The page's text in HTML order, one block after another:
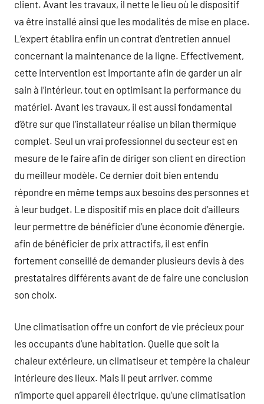
client. Avant les travaux, il nette le lieu où le dispositif
va être installé ainsi que les modalités de mise en place.
L’expert établira enfin un contrat d’entretien annuel
concernant la maintenance de la ligne. Effectivement,
cette intervention est importante afin de garder un air
sain à l’intérieur, tout en optimisant la performance du
matériel. Avant les travaux, il est aussi fondamental
d’être sur que l’installateur réalise un bilan thermique
complet. Seul un vrai professionnel du secteur est en
mesure de le faire afin de diriger son client en direction
du meilleur modèle. Ce dernier doit bien entendu
répondre en même temps aux besoins des personnes et
à leur budget. Le dispositif mis en place doit d’ailleurs
leur permettre de bénéficier d’une économie d’énergie.
afin de bénéficier de prix attractifs, il est enfin
fortement conseillé de demander plusieurs devis à des
prestataires différents avant de de faire une conclusion
son choix.
Une climatisation offre un confort de vie précieux pour
les occupants d’une habitation. Quelle que soit la
chaleur extérieure, un climatiseur et tempère la chaleur
intérieure des lieux. Mais il peut arriver, comme
n’importe quel appareil électrique, qu’une climatisation